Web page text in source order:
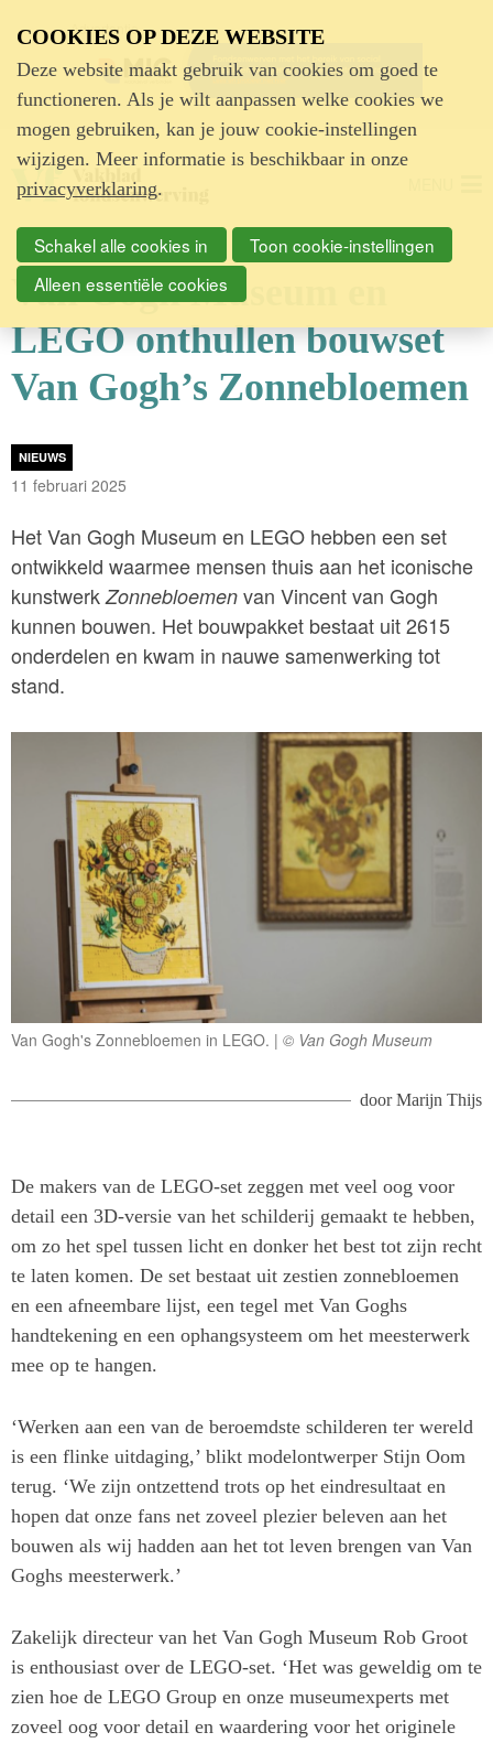
Advertentie
Van Gogh Museum en
LEGO onthullen bouwset
Van Gogh’s Zonnebloemen
NIEUWS
11 februari 2025
Het Van Gogh Museum en LEGO hebben een set
ontwikkeld waarmee mensen thuis aan het iconische
kunstwerk Zonnebloemen van Vincent van Gogh
kunnen bouwen. Het bouwpakket bestaat uit 2615
onderdelen en kwam in nauwe samenwerking tot
stand.
Van Gogh's Zonnebloemen in LEGO. © Van Gogh Museum
doorMarijn Thijs
De makers van de LEGO-set zeggen met veel oog voor
detail een 3D-versie van het schilderij gemaakt te hebben,
om zo het spel tussen licht en donker het best tot zijn recht
te laten komen. De set bestaat uit zestien zonnebloemen
en een afneembare lijst, een tegel met Van Goghs
handtekening en een ophangsysteem om het meesterwerk
mee op te hangen.
‘Werken aan een van de beroemdste schilderen ter wereld
is een flinke uitdaging,’ blikt modelontwerper Stijn Oom
terug. ‘We zijn ontzettend trots op het eindresultaat en
hopen dat onze fans net zoveel plezier beleven aan het
bouwen als wij hadden aan het tot leven brengen van Van
Goghs meesterwerk.’
Zakelijk directeur van het Van Gogh Museum Rob Groot
is enthousiast over de LEGO-set. ‘Het was geweldig om te
zien hoe de LEGO Group en onze museumexperts met
zoveel oog voor detail en waardering voor het originele
COOKIES OP DEZE WEBSITE
Deze website maakt gebruik van cookies om goed te
functioneren. Als je wilt aanpassen welke cookies we
mogen gebruiken, kan je jouw cookie-instellingen
wijzigen. Meer informatie is beschikbaar in onze
privacyverklaring.
Schakel alle cookies in
Toon cookie-instellingen
Alleen essentiële cookies